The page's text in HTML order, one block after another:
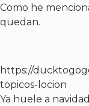
Como he
quedan.
https://
topicos-locion
Ya huele a